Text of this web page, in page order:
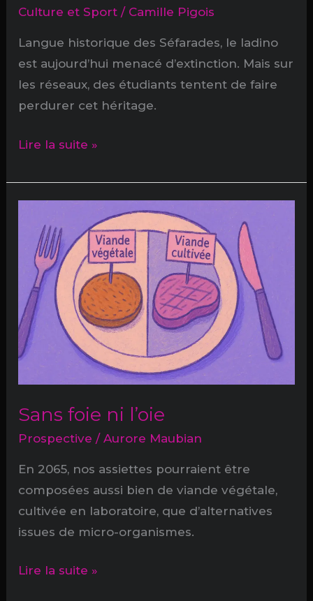
Culture et Sport / Camille Pigois
Langue historique des Séfarades, le ladino
est aujourd’hui menacé d’extinction. Mais sur
les réseaux, des étudiants tentent de faire
perdurer cet héritage.
Porke
vas
Lire la suite »
Sans foie ni l’oie
Prospective /Aurore Maubian
En 2065, nos assiettes pourraient être
composées aussi bien de viande végétale,
cultivée en laboratoire, que d’alternatives
issues de micro-organismes.
Sans
Lire la suite »